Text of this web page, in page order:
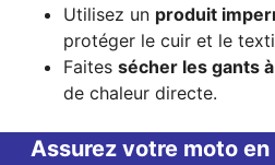
Utilisez un produit
protéger le cuir et le
Faites sécher les gants à
de chaleur directe.
Assurez votre moto